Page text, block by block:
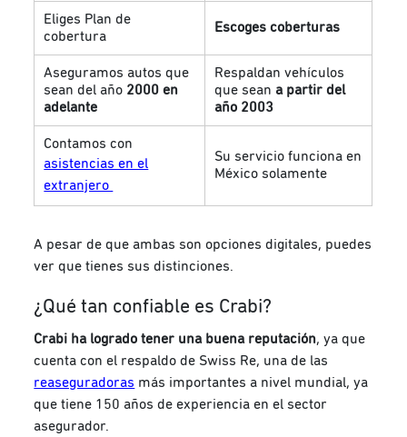
Eliges Plan de
cobertura
Escoges coberturas
Aseguramos autos que
sean del año 2000 en
adelante
Respaldan vehículos
que sean a partir del
año 2003
Contamos con
asistencias en el
extranjero
Su servicio funciona en
México solamente
A pesar de que ambas son opciones digitales, puedes
ver que tienes sus distinciones.
¿Qué tan confiable es Crabi?
Crabi ha logrado tener una buena reputación, ya que
cuenta con el respaldo de Swiss Re, una de las
reaseguradoras más importantes a nivel mundial, ya
que tiene 150 años de experiencia en el sector
asegurador.